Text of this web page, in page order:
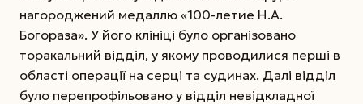
нагороджений медаллю «100-летие Н.А.
Богораза». У його клініці було організовано
торакальний відділ, у якому проводилися перші в
області операції на серці та судинах. Далі відділ
було перепрофільовано у відділ невідкладної